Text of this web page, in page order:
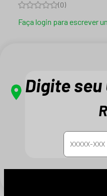
(0)
Faça login para escrever
Digite seu